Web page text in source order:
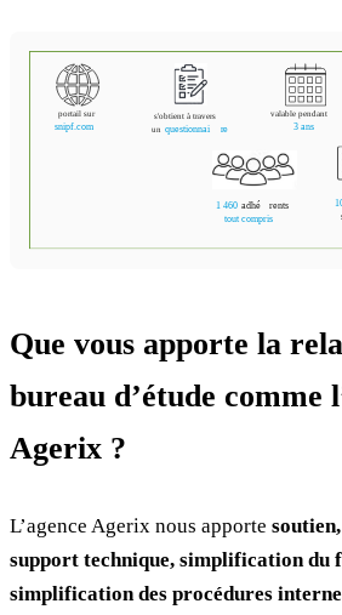
Que vous apporte la
bureau d’étude comme
Agerix ?
L’agence Agerix nous apporte
support technique, simplification du
simplification des procédures